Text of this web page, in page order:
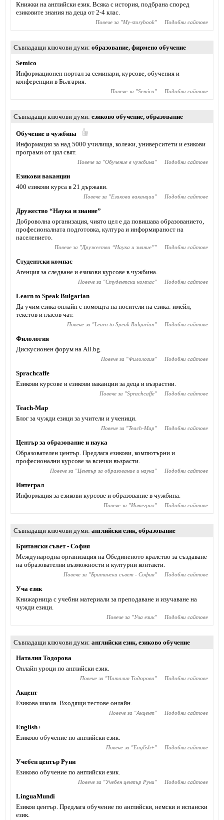
Книжки на английски език. Всяка с история, подбрана според
езиковите знания на деца от 2-4 клас.
Повече за "My-storybook" Подобни сайтове
Съвпадащи ключови думи образование, фирмено обучение
Semico
Информационен портал за семинари, курсове, обучения и
конференции в България.
Повече за "Semico" Подобни сайтове
Съвпадащи ключови думи езиково обучение, образование
Обучение в чужбина
Информация за над 5000 училища, колежи, университети и езикови
програми от цял свят.
Повече за "Обучение в чужбина" Подобни сайтове
Езикови ваканции
400 езикови курса в 21 държави.
Повече за "Езикови ваканции" Подобни сайтове
Дружество “Наука и знание”
Доброволна организация, чиято цел е да повишава образованието,
професионалната подготовка, култура и информираност на
населението.
Повече за "Дружество “Наука и знание”" Подобни сайтове
Студентски компас
Агенция за следване и езикови курсове в чужбина.
Повече за "Студентски компас" Подобни сайтове
Learn to Speak Bulgarian
Да учим езика онлайн с помощта на носители на езика: имейл,
текстов и гласов чат.
Повече за "Learn to Speak Bulgarian" Подобни сайтове
Филология
Дискусионен форум на All.bg.
Повече за "Филология" Подобни сайтове
Sprachcaffe
Езикови курсове и езикови ваканции за деца и възрастни.
Повече за "Sprachcaffe" Подобни сайтове
Teach-Map
Блог за чужди езици за учители и ученици.
Повече за "Teach-Map" Подобни сайтове
Център за образование и наука
Образователен център. Предлага езикови, компютърни и
професионални курсове за всички възрасти.
Повече за "Център за образование и наука" Подобни сайтове
Интеграл
Информация за езикови курсове и образование в чужбина.
Повече за "Интеграл" Подобни сайтове
Съвпадащи ключови думи английски език, образование
Британски съвет - София
Международна организация на Обединеното кралство за създаване
на образователни възможности и културни контакти.
Повече за "Британски съвет - София" Подобни сайтове
Уча език
Книжарница с учебни материали за преподаване и изучаване на
чужди езици.
Повече за "Уча език" Подобни сайтове
Съвпадащи ключови думи английски език, езиково обучение
Наталия Тодорова
Онлайн уроци по английски език.
Повече за "Наталия Тодорова" Подобни сайтове
Акцент
Езикова школа. Входящи тестове онлайн.
Повече за "Акцент" Подобни сайтове
English+
Езиково обучение по английски език.
Повече за "English+" Подобни сайтове
Учебен център Руни
Езиково обучение по английски език.
Повече за "Учебен център Руни" Подобни сайтове
LinguaMundi
Езиков център. Предлага обучение по английски, немски и испански
език.